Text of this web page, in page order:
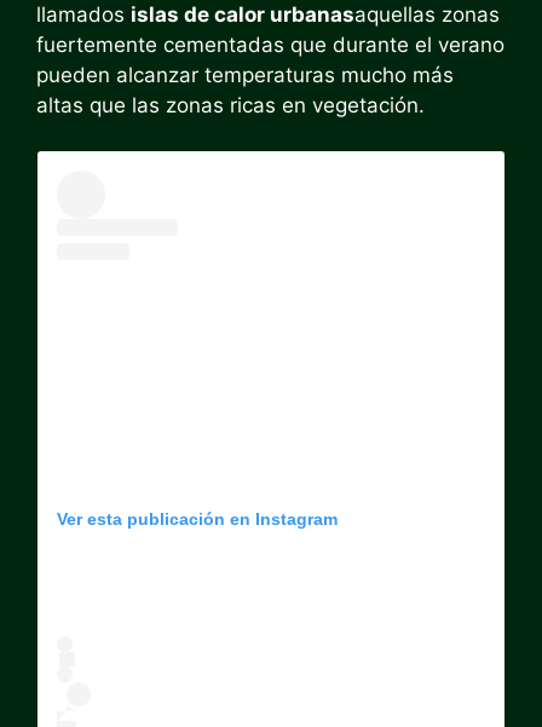
llamados islas de calor urbanasaquellas zonas
fuertemente cementadas que durante el verano
pueden alcanzar temperaturas mucho más
altas que las zonas ricas en vegetación.
Ver esta publicación en Instagram